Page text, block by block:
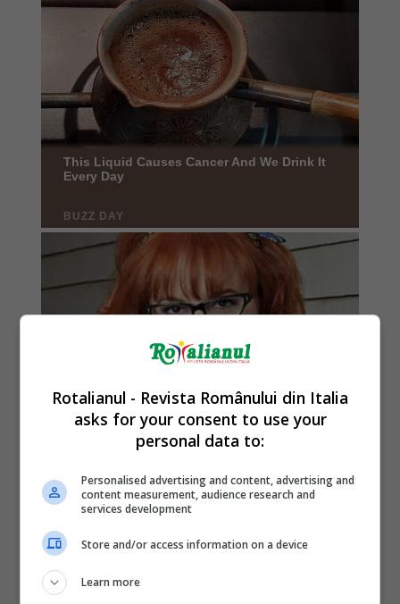
Rotalianul - Revista Românului din Italia
asks for your consent to use your
personal data to:
Personalised advertising and content, advertising and
content measurement, audience research and
services development
Store and/or access information on a device
Learn more